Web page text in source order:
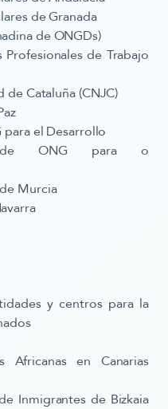
de Granada
de ONGDs)
de Trabajo
Cataluña (CNJC)
el Desarrollo
de ONG para o
Murcia
y centros para la
Africanas en Canarias
Inmigrantes de Bizkaia